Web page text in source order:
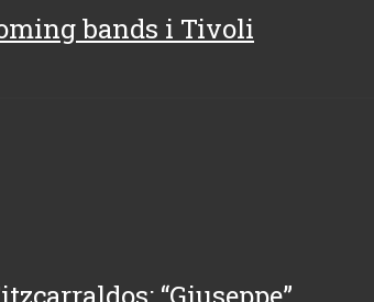
bands i Tivoli
“Giuseppe”